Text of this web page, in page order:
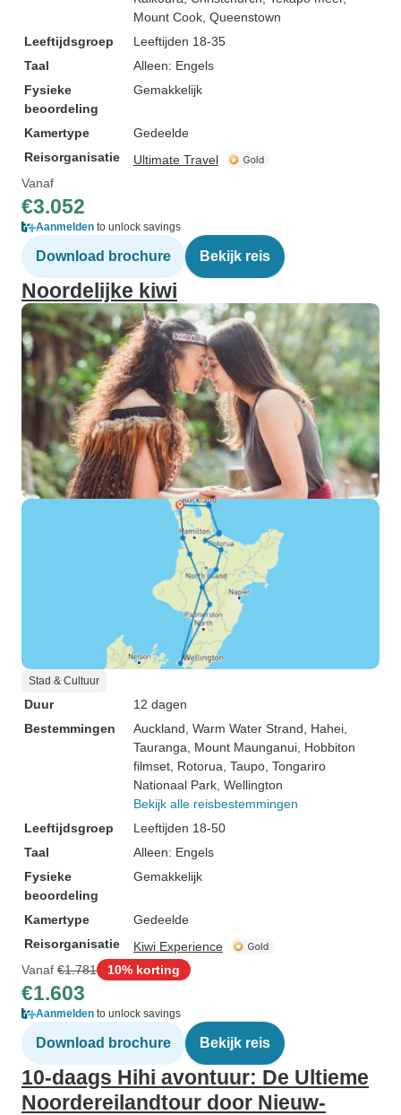
Mount Cook , Queenstown
Leeftijdsgroep
Leeftijden 18-35
Taal
Alleen: Engels
Fysieke
beoordeling
Gemakkelijk
Kamertype
Gedeelde
Reisorganisatie
Ultimate Travel
Vanaf
€3.052
Aanmelden to unlock savings
Download brochure Bekijk reis
Noordelijke kiwi
Stad & Cultuur
Duur
12 dagen
Bestemmingen
Auckland , Warm Water Strand , Hahei
Tauranga , Mount Maunganui , Hobbiton
filmset , Rotorua , Taupo , Tongariro
Nationaal Park , Wellington
Bekijk alle reisbestemmingen
Leeftijdsgroep
Leeftijden 18-50
Taal
Alleen: Engels
Fysieke
beoordeling
Gemakkelijk
Kamertype
Gedeelde
Reisorganisatie
Kiwi Experience
Vanaf €1.781 10% korting
€1.603
Aanmelden to unlock savings
Download brochure Bekijk reis
10-daags Hihi avontuur: De Ultieme
Noordereilandtour door Nieuw-